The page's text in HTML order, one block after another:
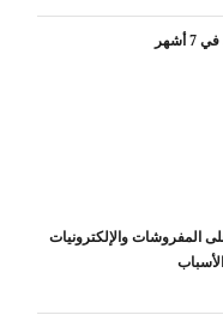
المفروشات والإلكترونيات